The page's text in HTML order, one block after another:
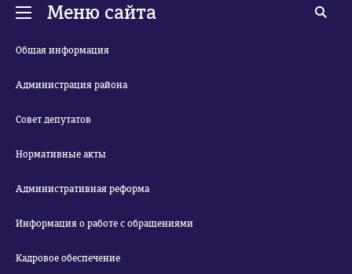
Меню сайта
Общая информация
Администрация района
Совет депутатов
Нормативные акты
Административная реформа
Информация о работе с обращениями
Кадровое обеспечение